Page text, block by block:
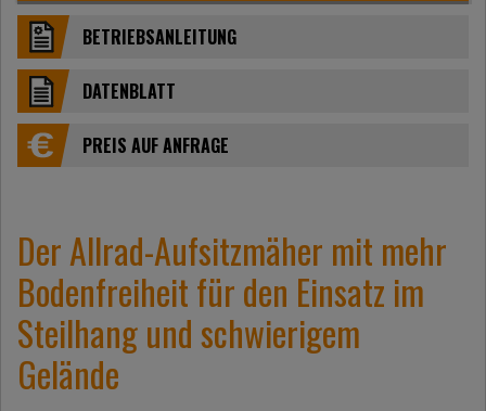
BETRIEBSANLEITUNG
DATENBLATT
PREIS AUF ANFRAGE
Der Allrad-Aufsitzmäher mit mehr
Bodenfreiheit für den Einsatz im
Steilhang und schwierigem
Gelände